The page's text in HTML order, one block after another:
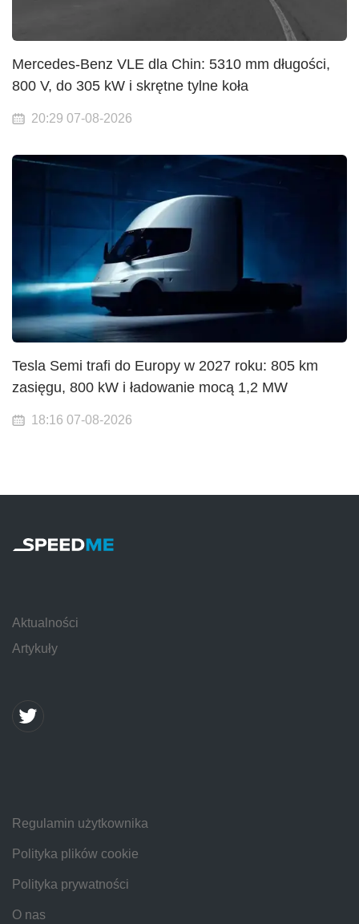
Mercedes-Benz VLE dla Chin: 5310 mm długości,
800 V, do 305 kW i skrętne tylne koła
20:29 07-08-2026
Tesla Semi trafi do Europy w 2027 roku: 805 km
zasięgu, 800 kW i ładowanie mocą 1,2 MW
18:16 07-08-2026
Aktualności
Artykuły
Regulamin użytkownika
Polityka plików cookie
Polityka prywatności
O nas